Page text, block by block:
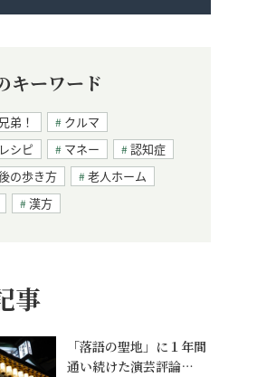
キーワード
弟！
クルマ
シピ
マネー
認知症
の歩き方
老人ホーム
漢方
事
「落語の聖地」に１年間
通い続けた演芸評論…